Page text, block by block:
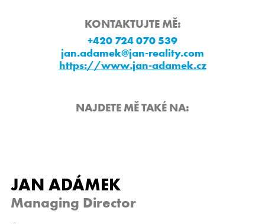
KONTAKTUJTE MĚ:
+420 724 070 539
jan.adamek@jan-reality.com
https://www.jan-adamek.cz
NAJDETE MĚ TAKÉ NA:
JAN ADÁMEK
Managing Director